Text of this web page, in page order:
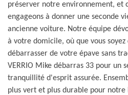
préserver notre environnement, et
engageons à donner une seconde
ancienne voiture. Notre équipe
à votre domicile, où que vous
débarrasser de votre épave sans
VERRIO Mike débarras 33 pour un
tranquillité d'esprit assurée.
plus vert et plus durable pour